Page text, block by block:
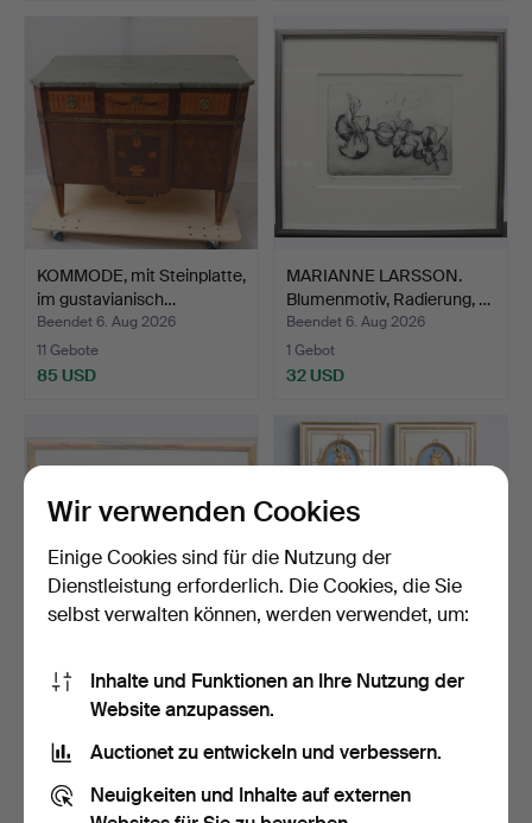
KOMMODE, mit Steinplatte,
im gustavianisch…
Beendet 6. Aug 2026
11 Gebote
85 USD
MARIANNE LARSSON.
Blumenmotiv, Radierung, …
Beendet 6. Aug 2026
1 Gebot
32 USD
JOHAN THUNBERG.
Figurenszene, signiert und…
Beendet 6. Aug 2026
1 Gebot
Spiegel, ein Paar,
ähnlich, gustavianisch,…
69 Gebote
Ausgewähltes
Wir verwenden Cookies
Einige Cookies sind für die Nutzung der
Dienstleistung erforderlich. Die Cookies, die Sie
selbst verwalten können, werden verwendet, um:
Inhalte und Funktionen an Ihre Nutzung der
Website anzupassen.
Auctionet zu entwickeln und verbessern.
Neuigkeiten und Inhalte auf externen